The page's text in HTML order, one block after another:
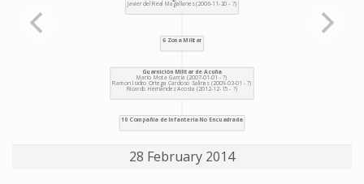
28 February 2014